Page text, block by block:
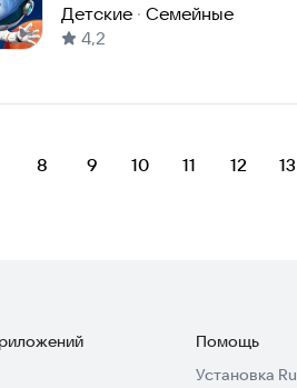
История
Детские · Семейные
4,2
8 9 10 11 12 13
Помощь
Установка